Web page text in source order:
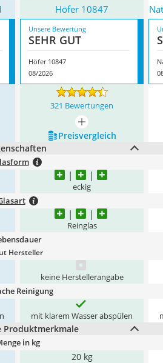
Höfer ‎10847
Unsere Bewertung
SEHR GUT
Höfer ‎10847
08/2026
321 Bewertungen
mehr anzeigen
Preis­vergleich
eckig
Reinglas
Hersteller
keine Herstellerangabe
Reinigung
mit klarem Wasser abspülen
Produktmerkmale
in kg
20 kg